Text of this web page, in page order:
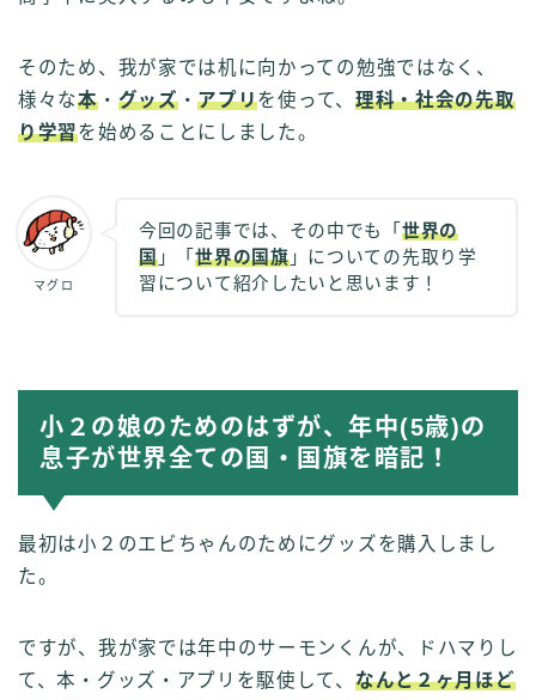
そのため、我が家では机に向かっての勉強ではなく、
様々な本・ グッズ・アプリを使って、 理科・社会の先取
り学習を始めることにしました。
マグロ
今回の記事では、その中でも「 世界の
国」「世界の国旗」についての先取り学
習について紹介したいと思います！
小２の娘のためのはずが、年中(5歳)の
息子が世界全ての国・国旗を暗記！
最初は小２のエビちゃんのためにグッズを購入しまし
た。
ですが、我が家では年中のサーモンくんが、ドハマりし
て、本・グッズ・アプリを駆使して、 なんと２ヶ月ほど